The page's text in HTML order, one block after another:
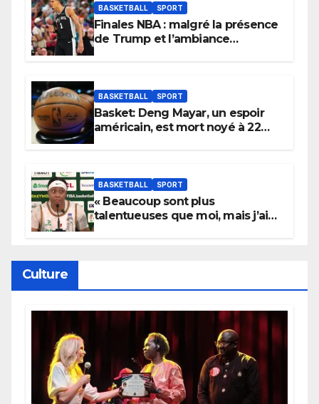
BASKETBALL SPORT
Finales NBA : malgré la présence
de Trump et l’ambiance
BASKETBALL SPORT
Basket: Deng Mayar, un espoir
américain, est mort noyé à 22
BASKETBALL SPORT
« Beaucoup sont plus
talentueuses que moi, mais j’ai
Culture